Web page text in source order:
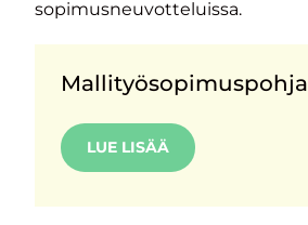
sopimusneuvotteluissa.
Mallityösopimuspohja
LUE LISÄÄ